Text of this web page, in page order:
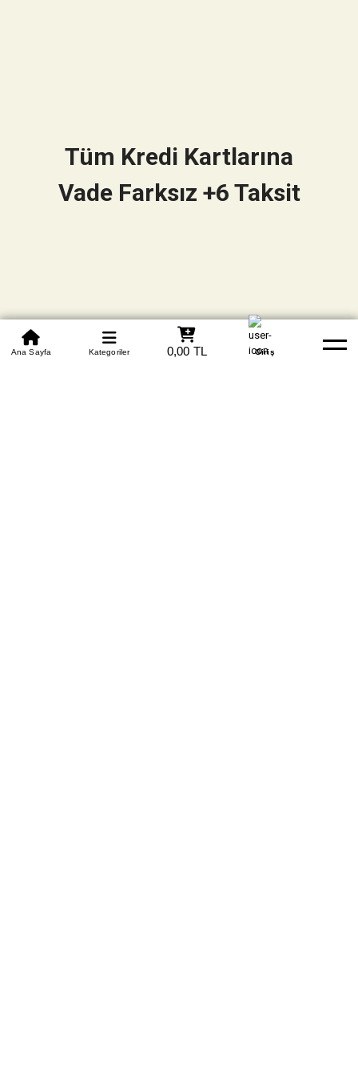
0850 305 09 70
Beden Tablosu Banka Hesapları Whatsapp Yardım
Ana Sayfa Kategoriler 0,00 TL Giriş
Tüm Kredi Kartlarına
Vade Farksız +6 Taksit